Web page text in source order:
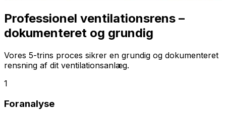
Professionel ventilationsrens –
dokumenteret og grundig
Vores 5-trins proces sikrer en grundig og dokumenteret
rensning af dit ventilationsanlæg.
1
Foranalyse